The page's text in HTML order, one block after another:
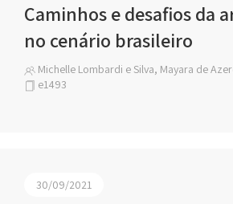
Caminhos e desafios da
no cenário brasileiro
Michelle Lombardi e Silva, Mayara de
e1493
30/09/2021